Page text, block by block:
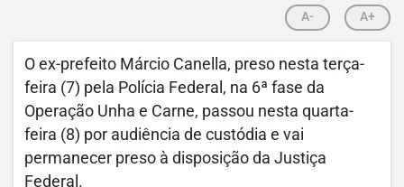
A- A+
O ex-prefeito Márcio Canella, preso nesta terça-
feira (7) pela Polícia Federal, na 6ª fase da
Operação Unha e Carne, passou nesta quarta-
feira (8) por audiência de custódia e vai
permanecer preso à disposição da Justiça
Federal.